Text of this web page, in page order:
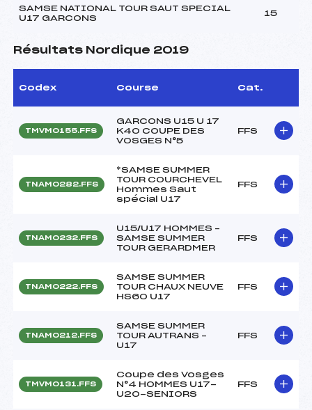
SAMSE NATIONAL TOUR SAUT SPECIAL
U17 GARCONS
15
Résultats Nordique 2019
Codex Course Cat.
TMVM0155.FFS
GARCONS U15 U 17
K40 COUPE DES
VOSGES N°5
FFS
TNAM0282.FFS
*SAMSE SUMMER
TOUR COURCHEVEL
Hommes Saut
spécial U17
FFS
TNAM0232.FFS
U15/U17 HOMMES –
SAMSE SUMMER
TOUR GERARDMER
FFS
TNAM0222.FFS
SAMSE SUMMER
TOUR CHAUX NEUVE
HS60 U17
FFS
TNAM0212.FFS
SAMSE SUMMER
TOUR AUTRANS –
U17
FFS
TMVM0131.FFS
Coupe des Vosges
N°4 HOMMES U17-
U20-SENIORS
FFS